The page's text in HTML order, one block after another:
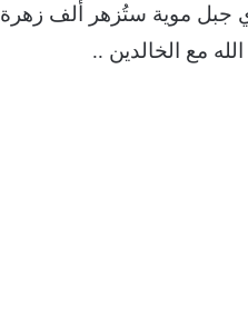
جبل موية ستُزهر ألف زهرة
مع الخالدين ..